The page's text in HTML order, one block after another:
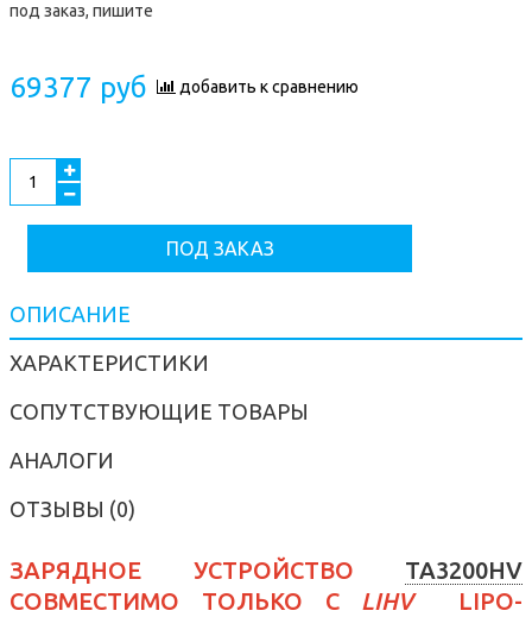
под заказ, пишите
69377 руб добавить к сравнению
ПОД ЗАКАЗ
ОПИСАНИЕ
ХАРАКТЕРИСТИКИ
СОПУТСТВУЮЩИЕ ТОВАРЫ
АНАЛОГИ
ОТЗЫВЫ (0)
ЗАРЯДНОЕ УСТРОЙСТВО TA3200HV
СОВМЕСТИМО ТОЛЬКО С LIHV LIPO-